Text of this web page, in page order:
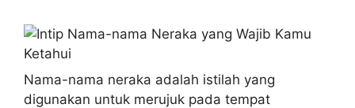
Nama-nama neraka adalah istilah yang
digunakan untuk merujuk pada tempat